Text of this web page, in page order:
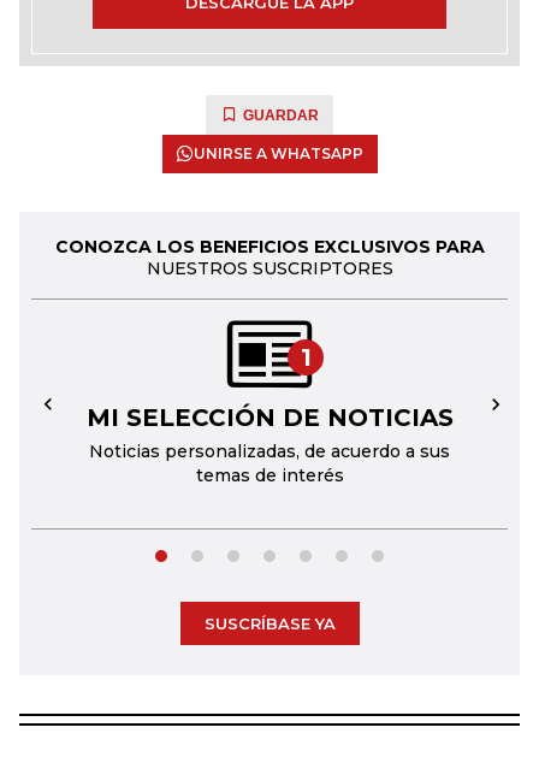
GUARDAR
UNIRSE A WHATSAPP
CONOZCA LOS BENEFICIOS EXCLUSIVOS PARA
NUESTROS SUSCRIPTORES
1
MI SELECCIÓN DE NOTICIAS
Noticias personalizadas, de acuerdo a sus
temas de interés
← →
SUSCRÍBASE YA